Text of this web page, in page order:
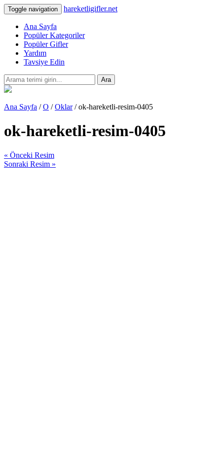
Toggle navigation hareketligifler.net
Ana Sayfa
Popüler Kategoriler
Popüler Gifler
Yardım
Tavsiye Edin
Ara
Ana Sayfa /O /Oklar/ ok-hareketli-resim-0405
ok-hareketli-resim-0405
« Önceki Resim
Sonraki Resim »